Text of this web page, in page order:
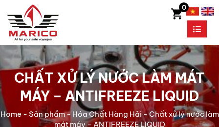
0
CHẤT XỬ LÝ NƯỚC LÀM MÁT
MÁY – ANTIFREEZE LIQUID
Home - Sản phẩm- Hóa Chất Hàng Hải-Chất xử lý nước làm
mát máy – ANTIFREEZE LIQUID